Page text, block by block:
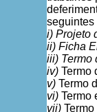
seguintes
i) Projeto
ii) Ficha
iii) Termo
iv) Termo
v) Termo
vi) Termo
vii)